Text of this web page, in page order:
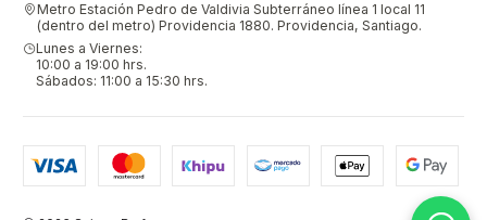
Metro Estación Pedro de Valdivia Subterráneo línea 1 local 11
(dentro del metro) Providencia 1880. Providencia, Santiago.
Lunes a Viernes:
10:00 a 19:00 hrs.
Sábados: 11:00 a 15:30 hrs.